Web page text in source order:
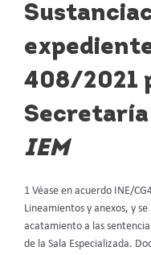
408/2021
IEM
1 Véase en acuerdo INE/
Lineamientos y anexos, y
acatamiento a las
de la Sala Especializada.